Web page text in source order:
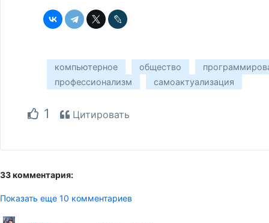
компьютерное общество
профессионализм
самоактуализация
1 Цитировать
33 комментария:
Показать еще 10 комментариев